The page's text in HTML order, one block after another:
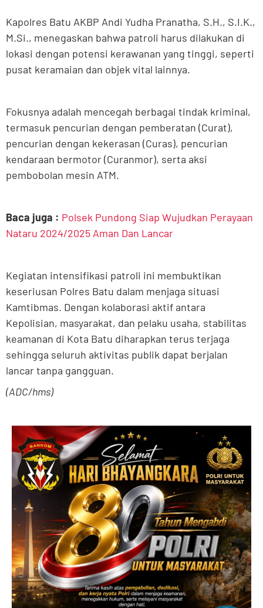
Kapolres Batu AKBP Andi Yudha Pranatha, S.H., S.I.K.,
M.Si., menegaskan bahwa patroli harus dilakukan di
lokasi dengan potensi kerawanan yang tinggi, seperti
pusat keramaian dan objek vital lainnya.
Fokusnya adalah mencegah berbagai tindak kriminal,
termasuk pencurian dengan pemberatan (Curat),
pencurian dengan kekerasan (Curas), pencurian
kendaraan bermotor (Curanmor), serta aksi
pembobolan mesin ATM.
Baca juga : Polsek Pundong Siap Wujudkan Perayaan
Nataru 2024/2025 Aman Dan Lancar
Kegiatan intensifikasi patroli ini membuktikan
keseriusan Polres Batu dalam menjaga situasi
Kamtibmas. Dengan kolaborasi aktif antara
Kepolisian, masyarakat, dan pelaku usaha, stabilitas
keamanan di Kota Batu diharapkan terus terjaga
sehingga seluruh aktivitas publik dapat berjalan
lancar tanpa gangguan.
(ADC/hms)